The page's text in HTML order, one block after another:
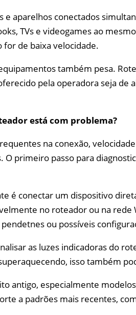
e aparelhos conectados
TVs e videogames ao
for de baixa velocidade.
também pesa.
pela operadora seja de
está com problema?
na conexão,
O primeiro passo para
é conectar um dispositivo
no roteador ou na rede
ou possíveis
as luzes indicadoras do
isso também
antigo, especialmente
a padrões mais recentes,